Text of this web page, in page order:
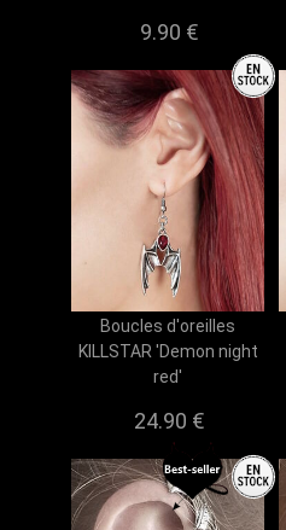
9.90 €
Boucles d'oreilles
KILLSTAR 'Demon night
red'
24.90 €